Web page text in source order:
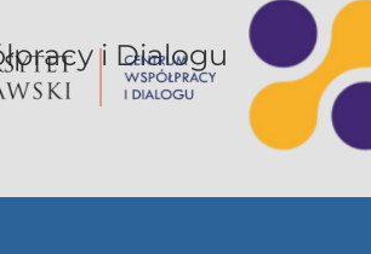
Współpracy i Dialogu